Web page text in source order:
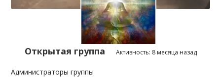
Открытая группа Активность: 8 месяца назад
Администраторы группы